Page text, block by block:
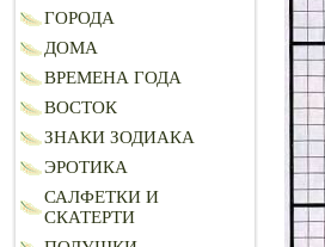
ГОРОДА
ДОМА
ВРЕМЕНА ГОДА
ВОСТОК
ЗНАКИ ЗОДИАКА
ЭРОТИКА
САЛФЕТКИ И
СКАТЕРТИ